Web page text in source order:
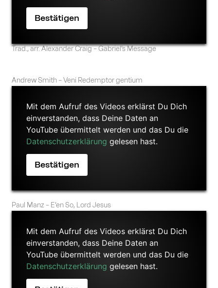
Trad., arr. Alexander Craig – Gabriel’s Message
Andrew Smith – Veni Redemptor gentium
Mit dem Aufruf des Videos erklärst Du Dich
einverstanden, dass Deine Daten an
YouTube übermittelt werden und das Du die
Datenschutzerklärung gelesen hast.
Paul Manz – E’en So, Lord Jesus
Mit dem Aufruf des Videos erklärst Du Dich
einverstanden, dass Deine Daten an
YouTube übermittelt werden und das Du die
Datenschutzerklärung gelesen hast.